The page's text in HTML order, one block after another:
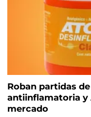
Roban partidas
antiinflamatoria y
mercado